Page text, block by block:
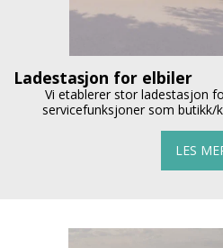
Ladestasjon for elbiler
Vi etablerer stor ladestasjon
servicefunksjoner som butikk/
LES